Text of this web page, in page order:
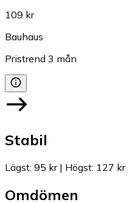
109 kr
Bauhaus
Pristrend 3 mån
Stabil
Lägst: 95 kr| Högst: 127 kr
Omdömen